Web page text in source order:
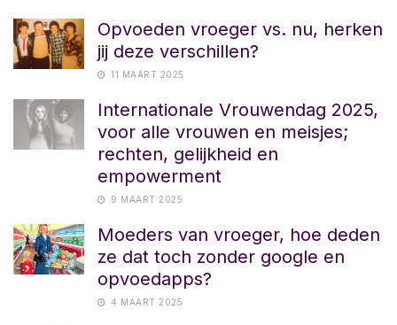
Opvoeden vroeger vs. nu, herken
jij deze verschillen?
11 MAART 2025
Internationale Vrouwendag 2025,
voor alle vrouwen en meisjes;
rechten, gelijkheid en
empowerment
9 MAART 2025
Moeders van vroeger, hoe deden
ze dat toch zonder google en
opvoedapps?
4 MAART 2025